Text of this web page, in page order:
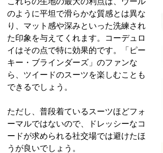
のように平坦で滑らかな質感とは異な
り、マット感や深みといった洗練され
た印象を与えてくれます。コーデュロ
イはその点で特に効果的です。「ピー
キー・ブラインダーズ」のファンな
ら、ツイードのスーツを楽しむことも
できるでしょう。
ただし、普段着ているスーツほどフォ
ーマルではないので、ドレッシーなコ
ードが求められる社交場では避けたほ
うが良いでしょう。